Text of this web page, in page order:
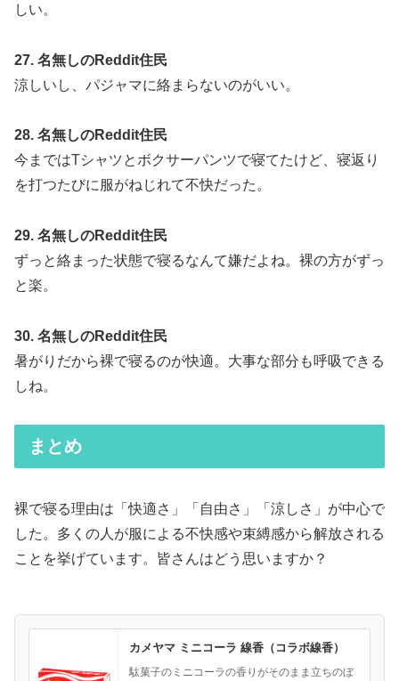
しい。
27. 名無しのReddit住民
涼しいし、パジャマに絡まらないのがいい。
28. 名無しのReddit住民
今まではTシャツとボクサーパンツで寝てたけど、寝返り
を打つたびに服がねじれて不快だった。
29. 名無しのReddit住民
ずっと絡まった状態で寝るなんて嫌だよね。裸の方がずっ
と楽。
30. 名無しのReddit住民
暑がりだから裸で寝るのが快適。大事な部分も呼吸できる
しね。
まとめ
裸で寝る理由は「快適さ」「自由さ」「涼しさ」が中心で
した。多くの人が服による不快感や束縛感から解放される
ことを挙げています。皆さんはどう思いますか？
カメヤマ ミニコーラ 線香（コラボ線香）
駄菓子のミニコーラの香りがそのまま立ちのぼ